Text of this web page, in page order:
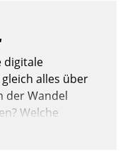
digitale
alles über
der Wandel
Welche